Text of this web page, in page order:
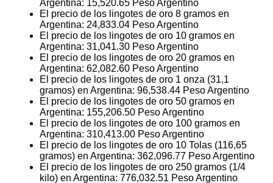
Argentina: 15,520.65 Peso Argentino
El precio de los lingotes de oro 8 gramos en
Argentina: 24,833.04 Peso Argentino
El precio de los lingotes de oro 10 gramos en
Argentina: 31,041.30 Peso Argentino
El precio de los lingotes de oro 20 gramos en
Argentina: 62,082.60 Peso Argentino
El precio de los lingotes de oro 1 onza (31,1
gramos) en Argentina: 96,538.44 Peso Argentino
El precio de los lingotes de oro 50 gramos en
Argentina: 155,206.50 Peso Argentino
El precio de los lingotes de oro 100 gramos en
Argentina: 310,413.00 Peso Argentino
El precio de los lingotes de oro 10 Tolas (116,65
gramos) en Argentina: 362,096.77 Peso Argentino
El precio de los lingotes de oro 250 gramos (1/4
kilo) en Argentina: 776,032.51 Peso Argentino